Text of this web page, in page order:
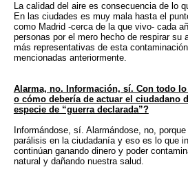
La calidad del aire es consecuencia de lo
En las ciudades es muy mala hasta el
como Madrid -cerca de la que vivo- cada
personas por el mero hecho de respirar su
más representativas de esta
mencionadas anteriormente.
Alarma, no. Información, sí. Con todo
o cómo debería de actuar el ciudadano
especie de “guerra declarada”?
Informándose, sí. Alarmándose, no,
parálisis en la ciudadanía y eso es lo que
continúan ganando dinero y poder
natural y dañando nuestra salud.